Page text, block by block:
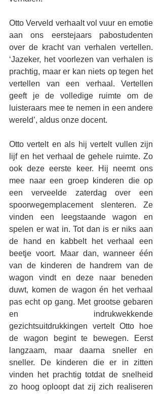
Otto Verveld verhaalt vol vuur en emotie
aan ons eerstejaars pabostudenten
over de kracht van verhalen vertellen.
‘Jazeker, het voorlezen van verhalen is
prachtig, maar er kan niets op tegen het
vertellen van een verhaal. Vertellen
geeft je de volledige ruimte om de
luisteraars mee te nemen in een andere
wereld’, aldus onze docent.
Otto vertelt en als hij vertelt vullen zijn
lijf en het verhaal de gehele ruimte. Zo
ook deze eerste keer. Hij neemt ons
mee naar een groep kinderen die op
een verveelde zaterdag over een
spoorwegemplacement slenteren. Ze
vinden een leegstaande wagon en
spelen er wat in. Tot dan is er niks aan
de hand en kabbelt het verhaal een
beetje voort. Maar dan, wanneer één
van de kinderen de handrem van de
wagon vindt en deze naar beneden
duwt, komen de wagon én het verhaal
pas echt op gang. Met grootse gebaren
en indrukwekkende
gezichtsuitdrukkingen vertelt Otto hoe
de wagon begint te bewegen. Eerst
langzaam, maar daarna sneller en
sneller. De kinderen die er in zitten
vinden het prachtig totdat de snelheid
zo hoog oploopt dat zij zich realiseren